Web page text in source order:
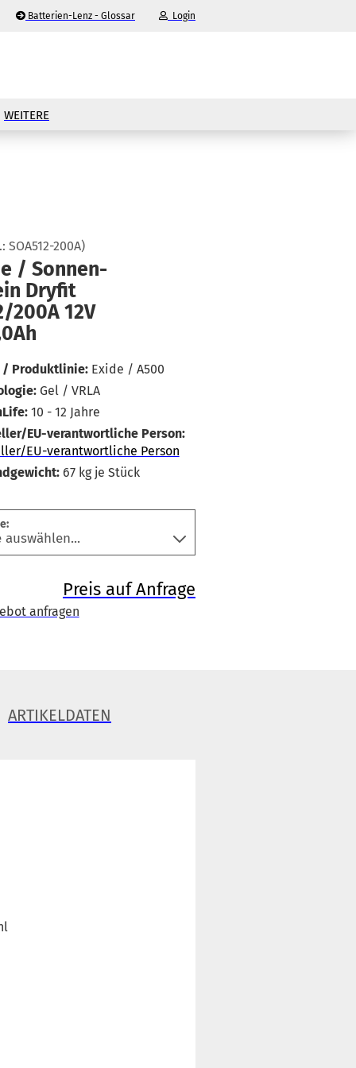
Batterien-Lenz - Glossar Login
erstellen
vergessen?
WEITERE
SOA512-200A)
/ Son­nen­
Dry­fit
200A 12V
/ Produktlinie: Exide / A500
Gel / VRLA
10 - 12 Jahre
EU-verantwortliche Person:
EU-verantwortliche Person
67kg je Stück
Preis auf Anfrage
anfragen
ARTIKELDATEN